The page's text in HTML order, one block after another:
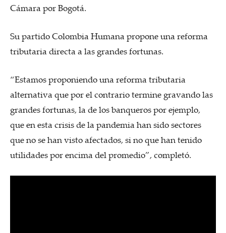
Cámara por Bogotá.
Su partido Colombia Humana propone una reforma
tributaria directa a las grandes fortunas.
“Estamos proponiendo una reforma tributaria
alternativa que por el contrario termine gravando las
grandes fortunas, la de los banqueros por ejemplo,
que en esta crisis de la pandemia han sido sectores
que no se han visto afectados, si no que han tenido
utilidades por encima del promedio”, completó.